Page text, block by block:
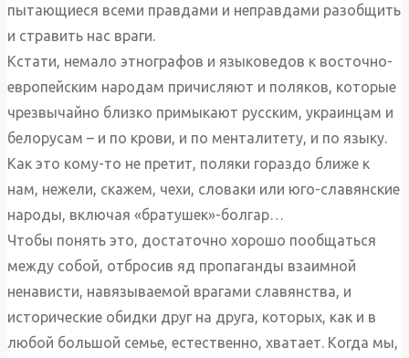
пытающиеся всеми правдами и неправдами разобщить
и стравить нас враги.
Кстати, немало этнографов и языковедов к восточно-
европейским народам причисляют и поляков, которые
чрезвычайно близко примыкают русским, украинцам и
белорусам – и по крови, и по менталитету, и по языку.
Как это кому-то не претит, поляки гораздо ближе к
нам, нежели, скажем, чехи, словаки или юго-славянские
народы, включая «братушек»-болгар…
Чтобы понять это, достаточно хорошо пообщаться
между собой, отбросив яд пропаганды взаимной
ненависти, навязываемой врагами славянства, и
исторические обидки друг на друга, которых, как и в
любой большой семье, естественно, хватает. Когда мы,